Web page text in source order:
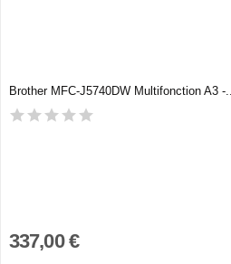
Brother MFC-J5740DW Multifonction A3 -...
337,00 €